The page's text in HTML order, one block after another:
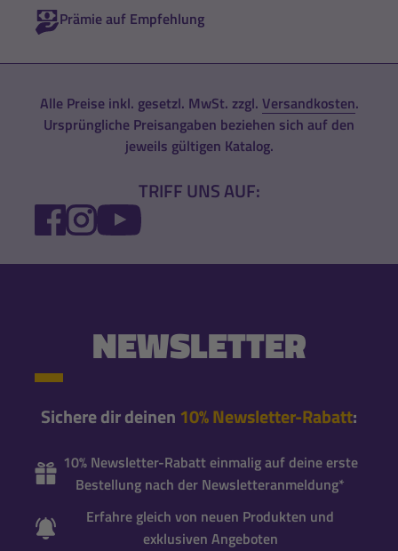
Prämie auf Empfehlung
Alle Preise inkl. gesetzl. MwSt. zzgl. Versandkosten.
Ursprüngliche Preisangaben beziehen sich auf den
jeweils gültigen Katalog.
TRIFF UNS AUF:
FACEBOOK
INSTAGRAM
YOUTUBE
NEWSLETTER
Sichere dir deinen 10% Newsletter-Rabatt:
10% Newsletter-Rabatt einmalig auf deine erste
Bestellung nach der Newsletteranmeldung*
Erfahre gleich von neuen Produkten und
exklusiven Angeboten